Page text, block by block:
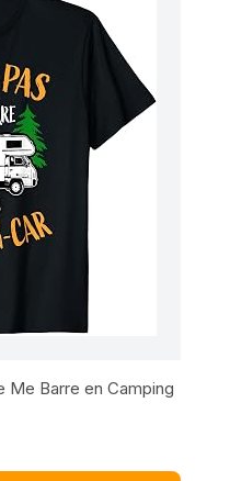
Me Barre en Camping